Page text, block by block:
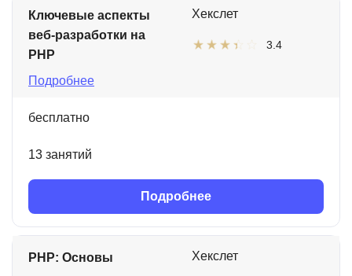
Ключевые аспекты
веб-разработки на
PHP
Подробнее
Хекслет
3.4
бесплатно
13 занятий
Подробнее
PHP: Основы
Хекслет